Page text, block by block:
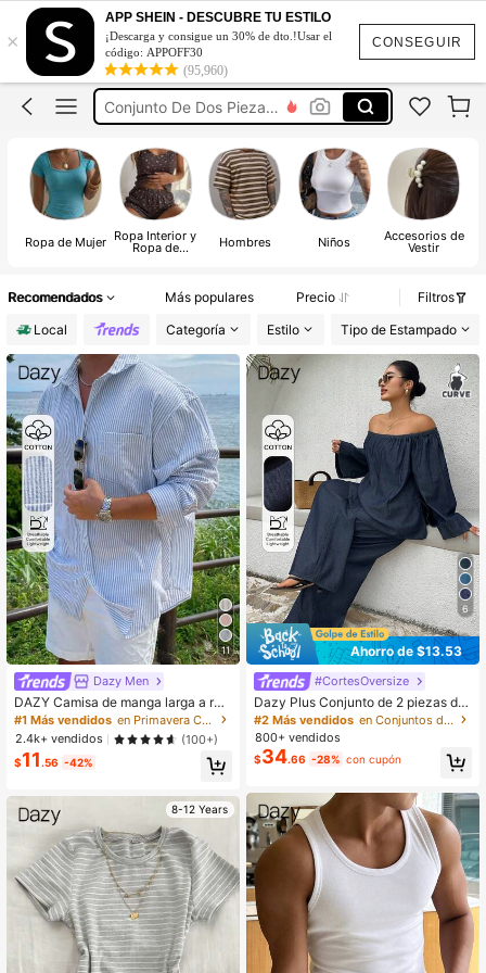
CONSEGUIR
×
APP SHEIN - DESCUBRE TU ESTILO
¡Descarga y consigue un 30% de dto.!Usar el
código: APPOFF30
(95,960)
Vestidos De Mujer Casual
Vestidos Elegantes De Mujer
Blusas Bonitas De Mujer
Conjunto De Dos Piezas Mujer
Vestidos De Mujer Casual
Vestidos Elegantes De Mujer
Ropa de Mujer Ropa Interior y
Ropa de Hombres Niños Accesorios de
Vestir
Recomendados Más populares Precio
Filtros
Local
Categoría Estilo Tipo de Estampado
11
Dazy Men
DAZY Camisa de manga larga a ray
as azules para hombre, primavera
#1 Más vendidos
en Primavera Camisas de hombre
2.4k+ vendidos
(100+)
$11.56 -42%
8-12 Years
6
Ahorro de $13.53
#CortesOversize
Dazy Plus Conjunto de 2 piezas de
mezclilla de lavado oscuro, blusa d
e mezclilla holgada de hombros des
cubiertos y pantalones vaqueros de
pierna ancha, primavera/otoño
#2 Más vendidos
en Conjuntos de dos piezas de mezclilla de talla g
800+ vendidos
$34.66 -28% con cupón